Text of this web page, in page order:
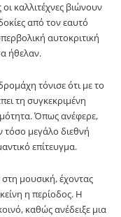
καλλιτέχνες βιώνουν
από τον εαυτό
αυτοκριτική
ήθελαν.
τόνισε ότι με το
τη συγκεκριμένη
Όπως ανέφερε,
τόσο μεγάλο διεθνή
επίτευγμα.
μουσική, έχοντας
η περίοδος. Η
καθώς ανέδειξε μια